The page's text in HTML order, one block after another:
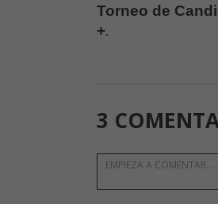
Torneo de
+.
3